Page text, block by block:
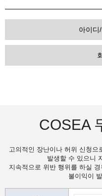
아이디
COSEA
고의적인 장난이나 허위 신청
발생할 수 있으니
지속적으로 위반 행위를 하실
불이익이